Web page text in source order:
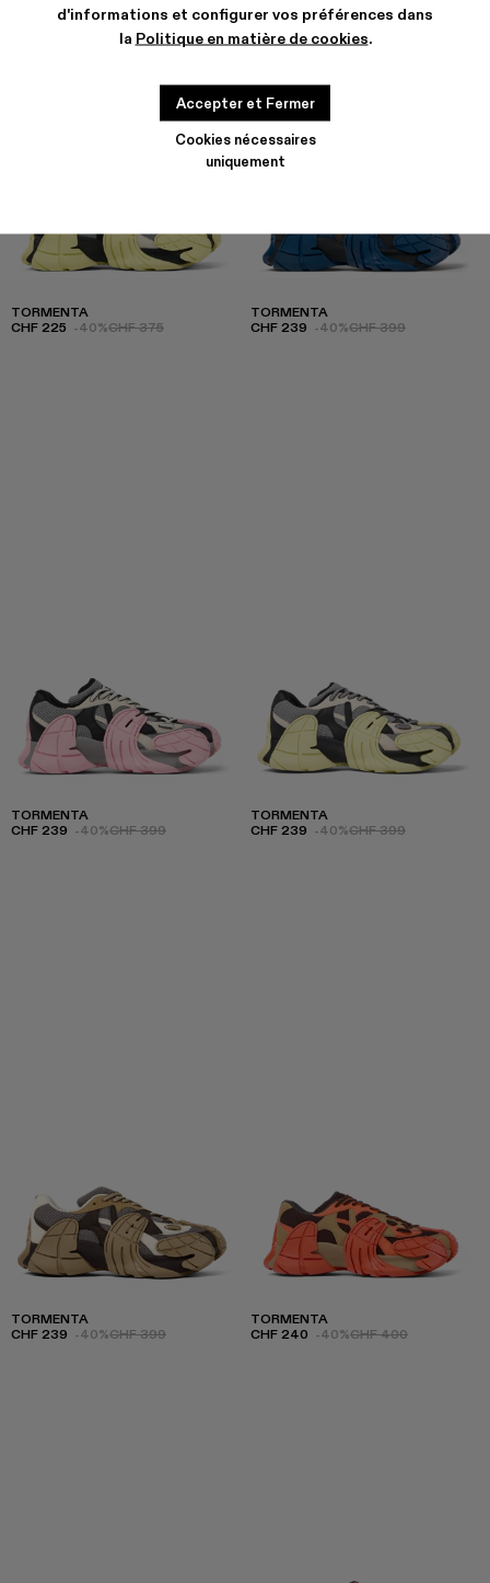
d'informations et configurer vos préférences dans
la Politique en matière de cookies.
Cookies nécessaires
uniquement
Accepter et Fermer
TORMENTA
CHF 225 -40%CHF 375
TORMENTA
CHF 239 -40%CHF 399
TORMENTA
CHF 239 -40%CHF 399
TORMENTA
CHF 239 -40%CHF 399
TORMENTA
CHF 239 -40%CHF 399
TORMENTA
CHF 240 -40%CHF 400